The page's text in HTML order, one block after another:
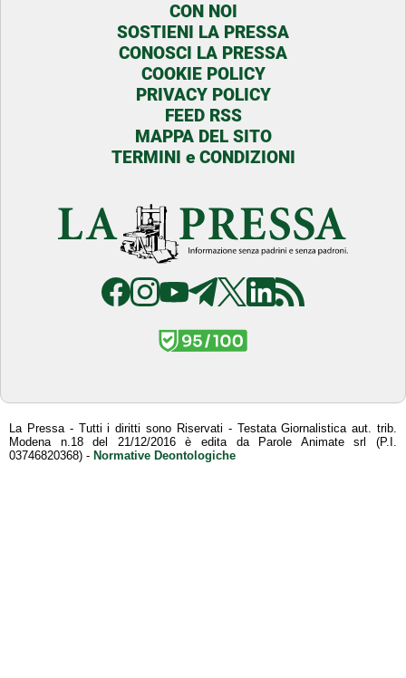
CON NOI
SOSTIENI LA PRESSA
CONOSCI LA PRESSA
COOKIE POLICY
PRIVACY POLICY
FEED RSS
MAPPA DEL SITO
TERMINI e CONDIZIONI
La Pressa - Tutti i diritti sono Riservati - Testata Giornalistica aut. trib.
Modena n.18 del 21/12/2016 è edita da Parole Animate srl (P.I.
03746820368) - Normative Deontologiche